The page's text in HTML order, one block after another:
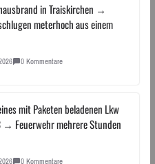
in Traiskirchen →
meterhoch aus einem
0 Kommentare
mit Paketen beladenen Lkw
→ Feuerwehr mehrere Stunden
0 Kommentare